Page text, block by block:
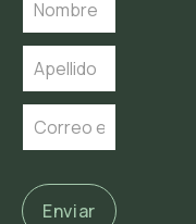
Enviar